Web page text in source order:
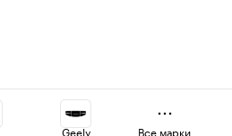
Geely Все марки